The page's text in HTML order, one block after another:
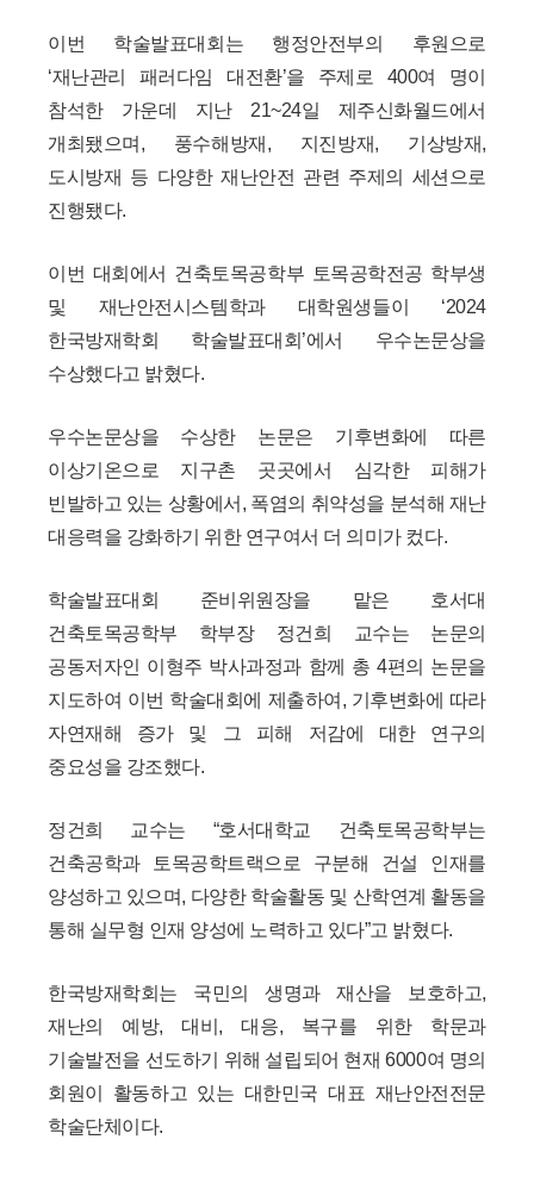
이번 학술발표대회는 행정안전부의 후원으로
‘재난관리 패러다임 대전환’을 주제로 400여 명이
참석한 가운데 지난 21~24일 제주신화월드에서
개최됐으며, 풍수해방재, 지진방재, 기상방재,
도시방재 등 다양한 재난안전 관련 주제의 세션으로
진행됐다.
이번 대회에서 건축토목공학부 토목공학전공 학부생
및 재난안전시스템학과 대학원생들이 ‘2024
한국방재학회 학술발표대회’에서 우수논문상을
수상했다고 밝혔다.
우수논문상을 수상한 논문은 기후변화에 따른
이상기온으로 지구촌 곳곳에서 심각한 피해가
빈발하고 있는 상황에서, 폭염의 취약성을 분석해 재난
대응력을 강화하기 위한 연구여서 더 의미가 컸다.
학술발표대회 준비위원장을 맡은 호서대
건축토목공학부 학부장 정건희 교수는 논문의
공동저자인 이형주 박사과정과 함께 총 4편의 논문을
지도하여 이번 학술대회에 제출하여, 기후변화에 따라
자연재해 증가 및 그 피해 저감에 대한 연구의
중요성을 강조했다.
정건희 교수는 “호서대학교 건축토목공학부는
건축공학과 토목공학트랙으로 구분해 건설 인재를
양성하고 있으며, 다양한 학술활동 및 산학연계 활동을
통해 실무형 인재 양성에 노력하고 있다”고 밝혔다.
한국방재학회는 국민의 생명과 재산을 보호하고,
재난의 예방, 대비, 대응, 복구를 위한 학문과
기술발전을 선도하기 위해 설립되어 현재 6000여 명의
회원이 활동하고 있는 대한민국 대표 재난안전전문
학술단체이다.